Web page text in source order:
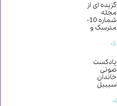
گزیده ای از
مجله
شماره 10-
مترسک و
پادکست
صوتی
خاندان
سیبیل